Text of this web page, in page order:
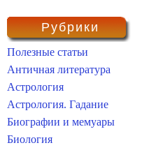
Рубрики
Полезные статьи
Античная литература
Астрология
Астрология. Гадание
Биографии и мемуары
Биология